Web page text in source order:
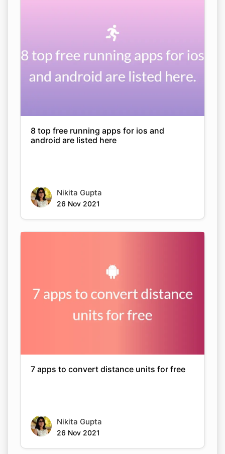
8 top free running apps for ios and
android are listed here
Nikita Gupta
26 Nov 2021
7 apps to convert distance units for free
Nikita Gupta
26 Nov 2021